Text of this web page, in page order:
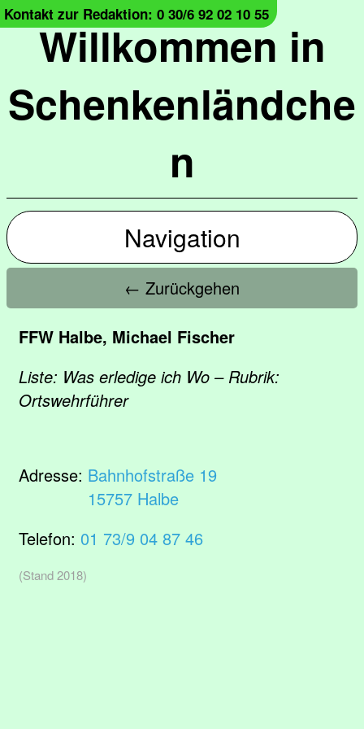
Willkommen in
Schenkenländche
n
Kontakt zur Redaktion: 0 30/6 92 02 10 55
Navigation
← Zurückgehen
FFW Halbe, Michael Fischer
Liste: Was erledige ich Wo – Rubrik:
Ortswehrführer
Adresse: Bahnhofstraße 19
15757 Halbe
Telefon: 01 73/9 04 87 46
(Stand 2018)